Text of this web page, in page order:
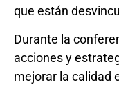
que están
Durante la
acciones y
mejorar la calidad